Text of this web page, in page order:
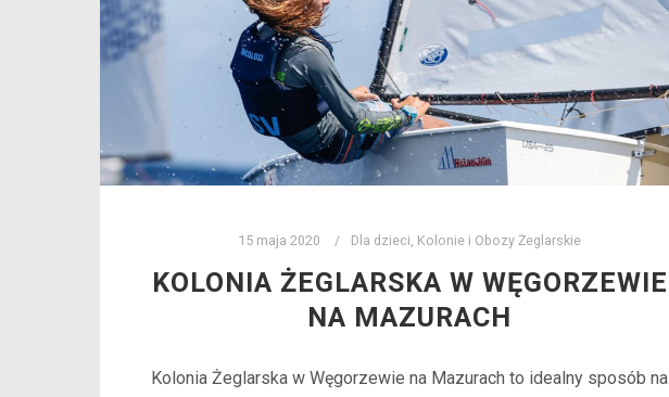
15 maja 2020 Dla dzieci, Kolonie i Obozy Żeglarskie
KOLONIA ŻEGLARSKA W WĘGORZEWIE
NA MAZURACH
Kolonia Żeglarska w Węgorzewie na Mazurach to idealny sposób na